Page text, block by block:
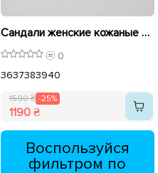
Сандали женские кожаные 594203 Голубой распродажа
0
3637383940
1590 ₴ -25%
1190 ₴
Воспользуйся
фильтром по